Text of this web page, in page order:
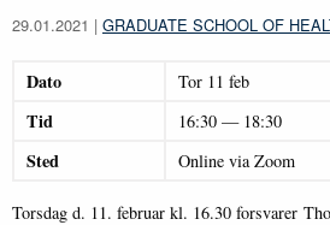
29.01.2021 | GRADUATE SCHOOL OF
Dato Tor 11 feb
Tid 16:30 — 18:30
Sted Online via Zoom
Torsdag d. 11. februar kl. 16.30 forsvarer